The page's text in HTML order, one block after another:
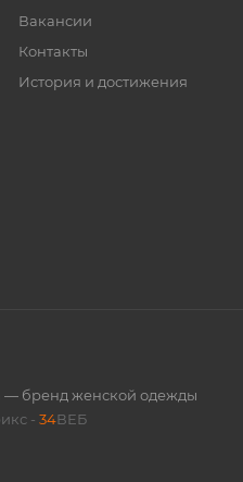
Вакансии
Контакты
История и достижения
— бренд женской одежды
- 34ВЕБ